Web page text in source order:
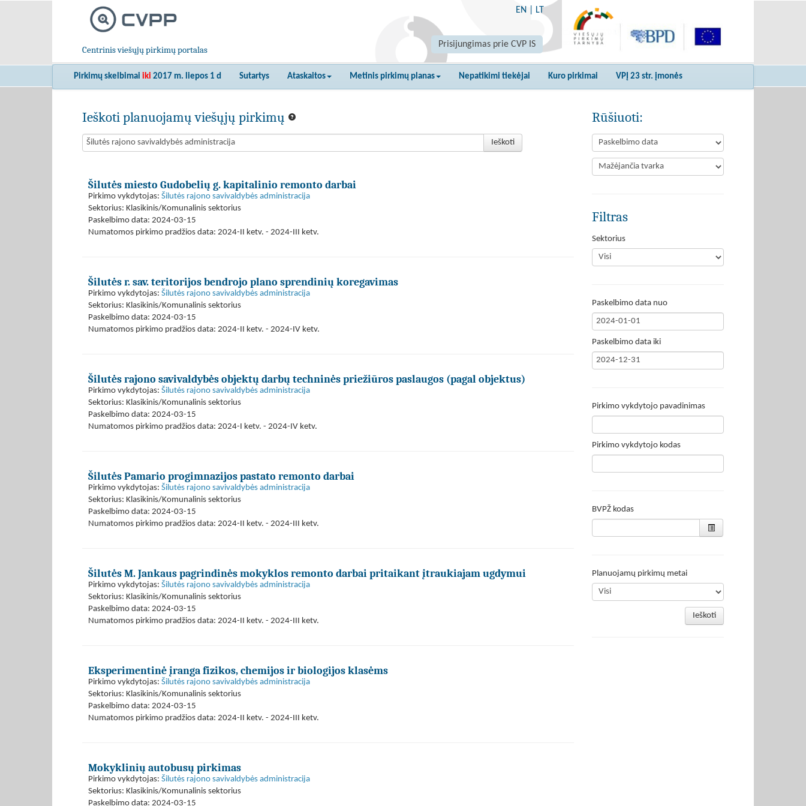
Centrinis viešųjų pirkimų portalas
EN LT
Prisijungimas prie CVP IS
Pirkimų skelbimai iki 2017 m. liepos 1 d Sutartys Ataskaitos Metinis pirkimų planas Nepatikimi tiekėjai Kuro pirkimai VPĮ 23 str. įmonės
Ieškoti planuojamų viešųjų pirkimų
Ieškoti
Šilutės miesto Gudobelių g. kapitalinio remonto darbai
Pirkimo vykdytojas: Šilutės rajono savivaldybės administracija
Sektorius: Klasikinis/Komunalinis sektorius
Paskelbimo data: 2024-03-15
Numatomos pirkimo pradžios data: 2024-II ketv. - 2024-III ketv.
Šilutės r. sav. teritorijos bendrojo plano sprendinių koregavimas
Pirkimo vykdytojas: Šilutės rajono savivaldybės administracija
Sektorius: Klasikinis/Komunalinis sektorius
Paskelbimo data: 2024-03-15
Numatomos pirkimo pradžios data: 2024-II ketv. - 2024-IV ketv.
Šilutės rajono savivaldybės objektų darbų techninės priežiūros paslaugos (pagal objektus)
Pirkimo vykdytojas: Šilutės rajono savivaldybės administracija
Sektorius: Klasikinis/Komunalinis sektorius
Paskelbimo data: 2024-03-15
Numatomos pirkimo pradžios data: 2024-I ketv. - 2024-IV ketv.
Šilutės Pamario progimnazijos pastato remonto darbai
Pirkimo vykdytojas: Šilutės rajono savivaldybės administracija
Sektorius: Klasikinis/Komunalinis sektorius
Paskelbimo data: 2024-03-15
Numatomos pirkimo pradžios data: 2024-II ketv. - 2024-III ketv.
Šilutės M. Jankaus pagrindinės mokyklos remonto darbai pritaikant įtraukiajam ugdymui
Pirkimo vykdytojas: Šilutės rajono savivaldybės administracija
Sektorius: Klasikinis/Komunalinis sektorius
Paskelbimo data: 2024-03-15
Numatomos pirkimo pradžios data: 2024-II ketv. - 2024-III ketv.
Eksperimentinė įranga fizikos, chemijos ir biologijos klasėms
Pirkimo vykdytojas: Šilutės rajono savivaldybės administracija
Sektorius: Klasikinis/Komunalinis sektorius
Paskelbimo data: 2024-03-15
Numatomos pirkimo pradžios data: 2024-II ketv. - 2024-III ketv.
Mokyklinių autobusų pirkimas
Pirkimo vykdytojas: Šilutės rajono savivaldybės administracija
Sektorius: Klasikinis/Komunalinis sektorius
Paskelbimo data: 2024-03-15
Rūšiuoti:
Filtras
Sektorius
Paskelbimo data nuo
Paskelbimo data iki
Pirkimo vykdytojo pavadinimas
Pirkimo vykdytojo kodas
BVPŽ kodas
Planuojamų pirkimų metai
Ieškoti